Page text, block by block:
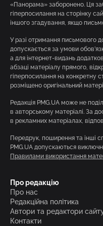
«Панорама» заборонено. Ця
гіперпосилання на сторінку
іншого згадування, якщо
У разі отримання письмового
допускається за умови
а для інтернет-видань
абзаці матеріалу прямого,
гіперпосилання на конкретну
розміщено оригінальний
Редакція PMG.UA може не
в авторському матеріалі. За
в рекламних матеріалах,
Передрук, поширення та інші
PMG.UA допускаються
Правилами використання
Про редакцію
Про нас
Редакційна політика
Автори та редактори
Контакти